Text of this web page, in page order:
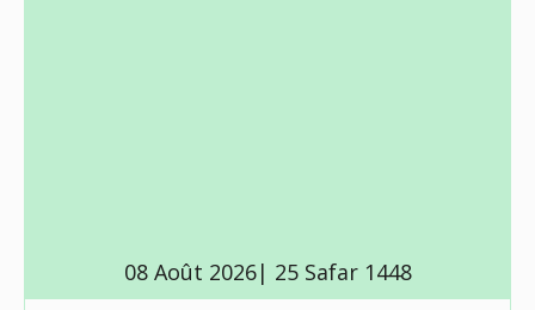
08 Août 2026| 25 Safar 1448